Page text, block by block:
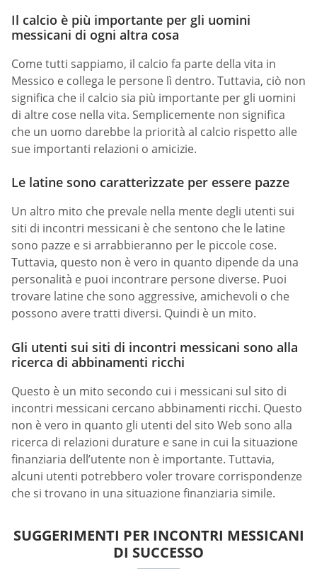
Il calcio è più importante per gli uomini
messicani di ogni altra cosa
Come tutti sappiamo, il calcio fa parte della vita in
Messico e collega le persone lì dentro. Tuttavia, ciò non
significa che il calcio sia più importante per gli uomini
di altre cose nella vita. Semplicemente non significa
che un uomo darebbe la priorità al calcio rispetto alle
sue importanti relazioni o amicizie.
Le latine sono caratterizzate per essere pazze
Un altro mito che prevale nella mente degli utenti sui
siti di incontri messicani è che sentono che le latine
sono pazze e si arrabbieranno per le piccole cose.
Tuttavia, questo non è vero in quanto dipende da una
personalità e puoi incontrare persone diverse. Puoi
trovare latine che sono aggressive, amichevoli o che
possono avere tratti diversi. Quindi è un mito.
Gli utenti sui siti di incontri messicani sono alla
ricerca di abbinamenti ricchi
Questo è un mito secondo cui i messicani sul sito di
incontri messicani cercano abbinamenti ricchi. Questo
non è vero in quanto gli utenti del sito Web sono alla
ricerca di relazioni durature e sane in cui la situazione
finanziaria dell’utente non è importante. Tuttavia,
alcuni utenti potrebbero voler trovare corrispondenze
che si trovano in una situazione finanziaria simile.
SUGGERIMENTI PER INCONTRI MESSICANI
DI SUCCESSO